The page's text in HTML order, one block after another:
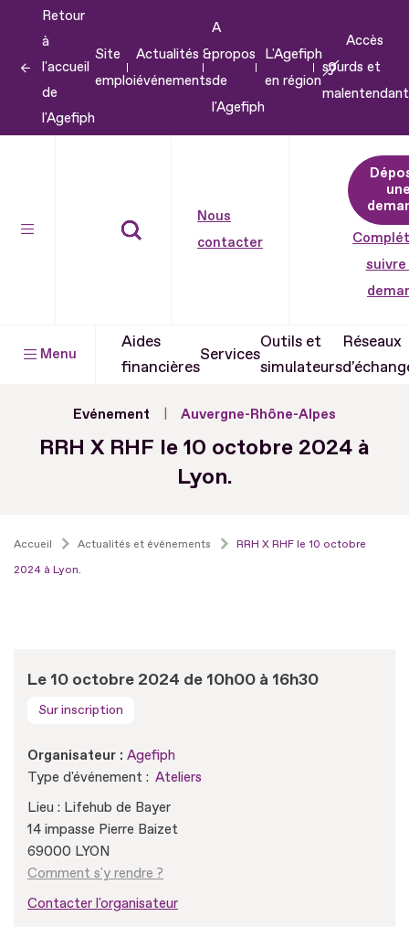
contenu
Retour
à
l'accueil
de
l'Agefiph
Site
emploi
Actualités &
événements
A
propos
de
l'Agefiph
L'Agefiph
en région
Accès
sourds et
Nous
contacter
suivre
Menu
Aides
financières
Services
Outils et
simulateurs
Réseaux
Evénement Auvergne-Rhône-Alpes
RRH X RHF le 10 octobre 2024 à
Lyon.
Accueil Actualités et événements
RRH X RHF le 10 octobre
2024 à Lyon.
Le 10 octobre 2024 de 10h00 à 16h30
Sur inscription
Organisateur : Agefiph
Type d'événement : Ateliers
Lieu : Lifehub de Bayer
14 impasse Pierre Baizet
69000 LYON
Comment s'y rendre ?
Contacter l'organisateur